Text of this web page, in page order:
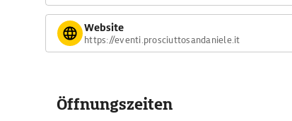
Website
https://eventi.prosciuttosandaniele.it
Öffnungszeiten